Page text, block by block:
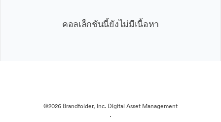
คอลเล็กชันนี้ยังไม่มีเนื้อหา
©2026 Brandfolder, Inc. Digital Asset Management
·